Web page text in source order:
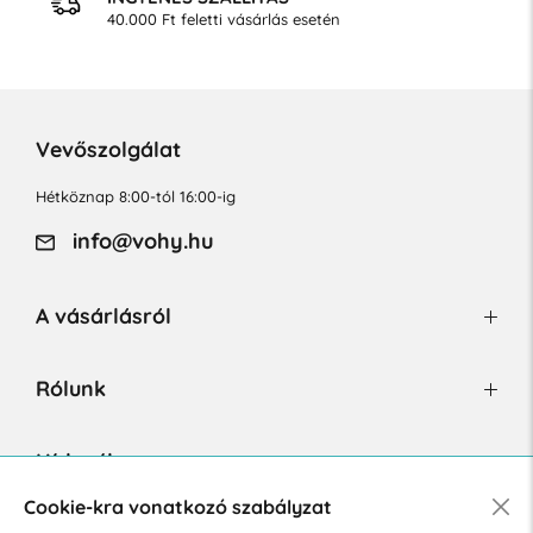
40.000 Ft feletti vásárlás esetén
Vevőszolgálat
Hétköznap 8:00-tól 16:00-ig
info@vohy.hu
A vásárlásról
Rólunk
Hírlevél
Cookie-kra vonatkozó szabályzat